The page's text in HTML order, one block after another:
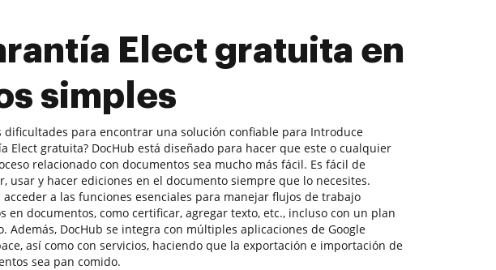
Elect gratuita en
simples
dificultades para encontrar una solución confiable para Introduce
Elect gratuita? DocHub está diseñado para hacer que este o cualquier
relacionado con documentos sea mucho más fácil. Es fácil de
usar y hacer ediciones en el documento siempre que lo necesites.
acceder a las funciones esenciales para manejar flujos de trabajo
en documentos, como certificar, agregar texto, etc., incluso con un plan
Además, DocHub se integra con múltiples aplicaciones de Google
así como con servicios, haciendo que la exportación e importación de
sea pan comido.